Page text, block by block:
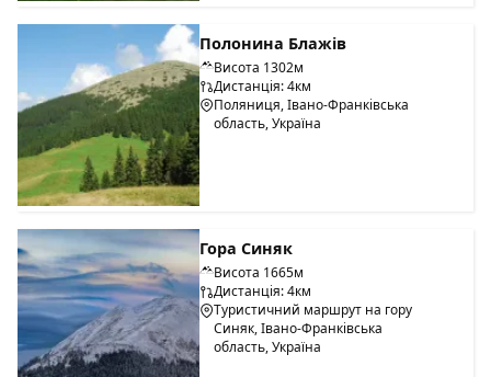
Полонина Блажів
Висота 1302м
Дистанція: 4км
Поляниця, Івано-Франківська
область, Україна
Гора Синяк
Висота 1665м
Дистанція: 4км
Туристичний маршрут на гору
Синяк, Івано-Франківська
область, Україна